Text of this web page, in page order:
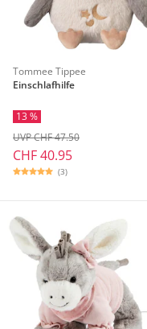
Tommee Tippee
Einschlafhilfe
13 %
CHF 40.95
UVP CHF 47.50
(3)